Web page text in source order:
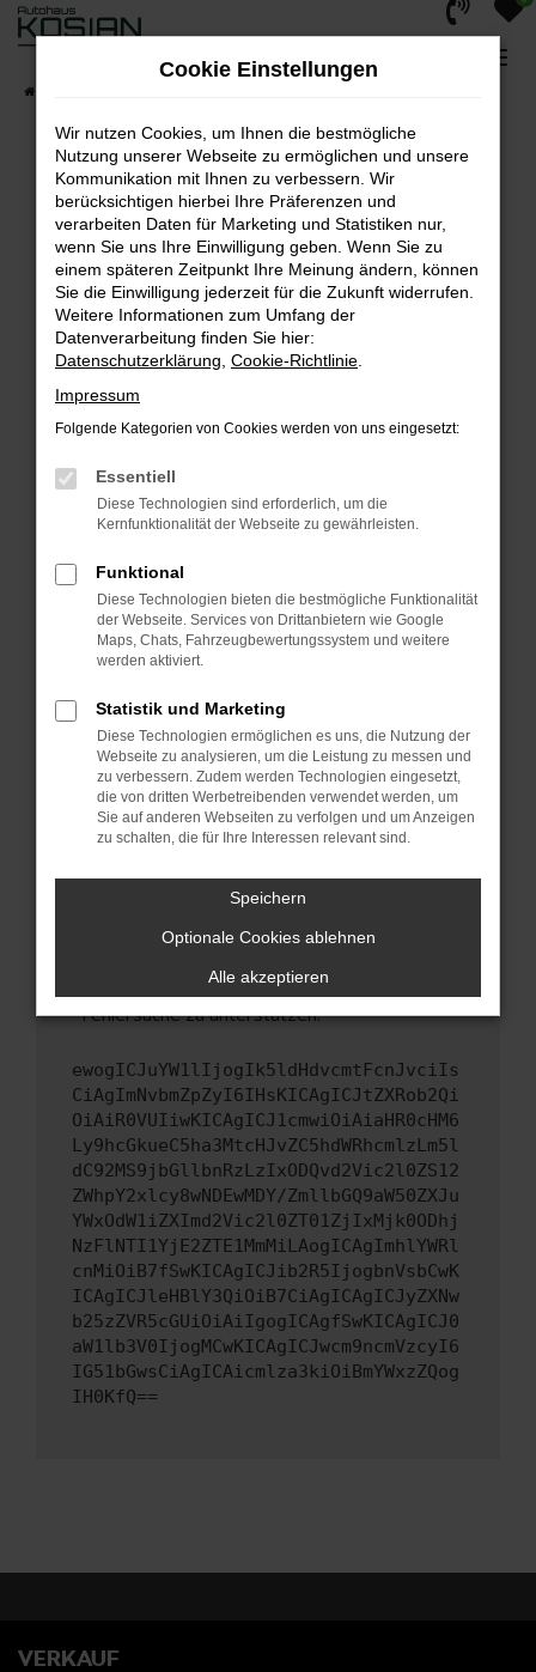
Zum
springen
Fehler: Network Error
Beim Laden ist ein Fehler aufgetreten.
Hier sind ein paar Tipps, die dir helfen können:
Überprüfe deine Firewall und deine
Internetverbindung.
Laden andere Webseiten, zum Beispiel deine
Suchmaschine?
Prüfe deine Browsererweiterungen.
können das Laden bestimmter Seiten
verhindern. Funktioniert die Seite in einem
anderen Browser oder in einem privaten
Fenster?
Starte dein Gerät neu.
Das kann manchmal helfen, vorübergehende
Probleme zu beheben.
Betriebssystem auf dem neuesten Stand
sind.
Veraltete Software birgt nicht nur ein
Sicherheitsrisiko, sondern kann auch dazu führen,
dass bestimmte Funktionen nicht mehr
unterstützt werden.
Wende dich an den Webseitenbetreiber.
Wenn du alle oben genannten Schritte versucht
hast, kontaktiere uns bitte. Wir werden
uns diesen Text schicken, um uns bei der
Fehlersuche zu unterstützen:
ewogICJuYW1lIjogIk5ldHdvcmtFcnJvciIs
CiAgImNvbmZpZyI6IHsKICAgICJtZXRob2Qi
OiAiR0VUIiwKICAgICJ1cmwiOiAiaHR0cHM6
Ly9hcGkueC5ha3MtcHJvZC5hdWRhcmlzLm5l
dC92MS9jbGllbnRzLzIxODQvd2Vic2l0ZS12
ZWhpY2xlcy8wNDEwMDY/ZmllbGQ9aW50ZXJu
YWxOdW1iZXImd2Vic2l0ZT01ZjIxMjk0ODhj
NzFlNTI1YjE2ZTE1MmMiLAogICAgImhlYWRl
cnMiOiB7fSwKICAgICJib2R5IjogbnVsbCwK
ICAgICJleHBlY3QiOiB7CiAgICAgICJyZXNw
b25zZVR5cGUiOiAiIgogICAgfSwKICAgICJ0
aW1lb3V0IjogMCwKICAgICJwcm9ncmVzcyI6
IG51bGwsCiAgICAicmlza3kiOiBmYWxzZQog
IH0KfQ==
VERKAUF
Cookie Einstellungen
Wir nutzen Cookies, um Ihnen die bestmögliche
Nutzung unserer Webseite zu ermöglichen und unsere
Kommunikation mit Ihnen zu verbessern. Wir
berücksichtigen hierbei Ihre Präferenzen und
verarbeiten Daten für Marketing und Statistiken nur,
wenn Sie uns Ihre Einwilligung geben. Wenn Sie zu
einem späteren Zeitpunkt Ihre Meinung ändern, können
Sie die Einwilligung jederzeit für die Zukunft widerrufen.
Weitere Informationen zum Umfang der
Datenverarbeitung finden Sie hier:
Datenschutzerklärung Cookie-Richtlinie
Impressum
Folgende Kategorien von Cookies werden von uns eingesetzt:
Essentiell
Diese Technologien sind erforderlich, um die
Kernfunktionalität der Webseite zu gewährleisten.
Funktional
Diese Technologien bieten die bestmögliche Funktionalität
der Webseite. Services von Drittanbietern wie Google
Maps, Chats, Fahrzeugbewertungssystem und weitere
werden aktiviert.
Statistik und Marketing
Diese Technologien ermöglichen es uns, die Nutzung der
Webseite zu analysieren, um die Leistung zu messen und
zu verbessern. Zudem werden Technologien eingesetzt,
die von dritten Werbetreibenden verwendet werden, um
Sie auf anderen Webseiten zu verfolgen und um Anzeigen
zu schalten, die für Ihre Interessen relevant sind.
Speichern
Optionale Cookies ablehnen
Alle akzeptieren